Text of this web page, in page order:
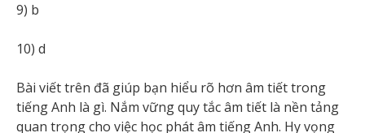
9) b
10) d
Bài viết trên đã giúp bạn hiểu rõ hơn âm tiết trong
tiếng Anh là gì. Nắm vững quy tắc âm tiết là nền tảng
quan trọng cho việc học phát âm tiếng Anh. Hy vọng